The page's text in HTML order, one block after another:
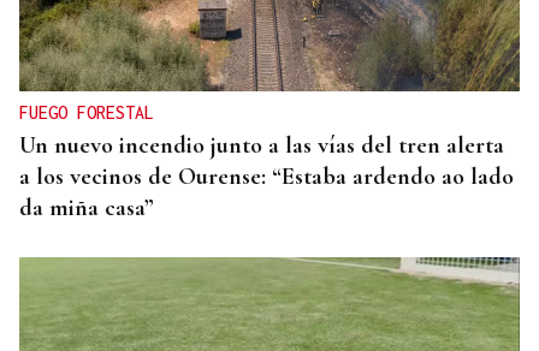
FUEGO FORESTAL
Un nuevo incendio junto a las vías del tren alerta
a los vecinos de Ourense: “Estaba ardendo ao lado
da miña casa”